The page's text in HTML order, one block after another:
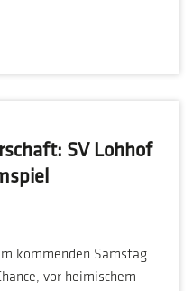
SV Lohhof
kommenden Samstag
vor heimischem